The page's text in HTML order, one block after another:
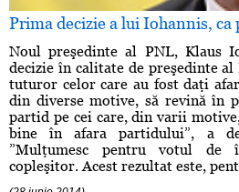
Prima decizie a lui Iohannis, ca
Noul preşedinte al PNL, Klaus
decizie în calitate de preşedinte
tuturor celor care au fost daţi
din diverse motive, să revină în
partid pe cei care, din varii
bine în afara partidului”, a
”Mulţumesc pentru votul de
copleşitor. Acest rezultat este,